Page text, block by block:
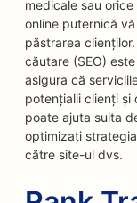
medicale sau
online puternică
păstrarea
căutare (SEO)
asigura că
potențialii clienți și
poate ajuta suita
optimizați
către site-ul dvs.